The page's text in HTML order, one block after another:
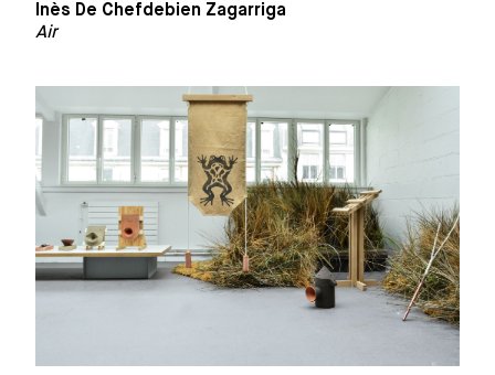
Inès De Chefdebien Zagarriga
Air